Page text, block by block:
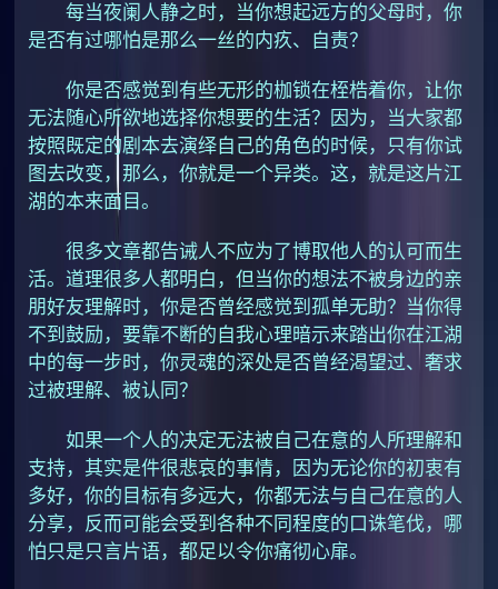
每当夜阑人静之时，当你想起远方的父母时，你
是否有过哪怕是那么一丝的内疚、自责？
你是否感觉到有些无形的枷锁在桎梏着你，让你
无法随心所欲地选择你想要的生活？因为，当大家都
按照既定的剧本去演绎自己的角色的时候，只有你试
图去改变，那么，你就是一个异类。这，就是这片江
湖的本来面目。
很多文章都告诫人不应为了博取他人的认可而生
活。道理很多人都明白，但当你的想法不被身边的亲
朋好友理解时，你是否曾经感觉到孤单无助？当你得
不到鼓励，要靠不断的自我心理暗示来踏出你在江湖
中的每一步时，你灵魂的深处是否曾经渴望过、奢求
过被理解、被认同？
如果一个人的决定无法被自己在意的人所理解和
支持，其实是件很悲哀的事情，因为无论你的初衷有
多好，你的目标有多远大，你都无法与自己在意的人
分享，反而可能会受到各种不同程度的口诛笔伐，哪
怕只是只言片语，都足以令你痛彻心扉。